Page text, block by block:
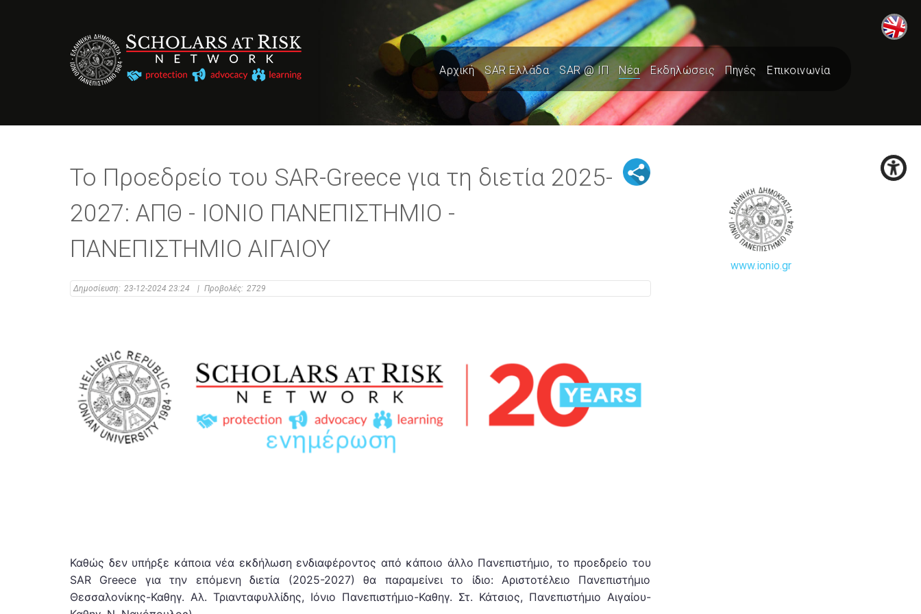
Αρχική SAR Ελλάδα SAR @ ΙΠ Νέα Εκδηλώσεις Πηγές Επικοινωνία
Το Προεδρείο του SAR-Greece για τη διετία 2025-
2027: ΑΠΘ - ΙΟΝΙΟ ΠΑΝΕΠΙΣΤΗΜΙΟ -
ΠΑΝΕΠΙΣΤΗΜΙΟ ΑΙΓΑΙΟΥ
Δημοσίευση: 23-12-2024 23:24 | Προβολές: 2729
Καθώς δεν υπήρξε κάποια νέα εκδήλωση ενδιαφέροντος από κάποιο άλλο Πανεπιστήμιο, το προεδρείο του
SAR Greece για την επόμενη διετία (2025-2027) θα παραμείνει το ίδιο: Αριστοτέλειο Πανεπιστήμιο
Θεσσαλονίκης-Καθηγ. Αλ. Τριανταφυλλίδης, Ιόνιο Πανεπιστήμιο-Καθηγ. Στ. Κάτσιος, Πανεπιστήμιο Αιγαίου-
www.ionio.gr